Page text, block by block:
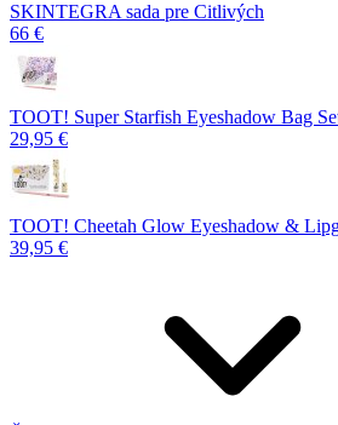
SKINTEGRA sada pre Citlivých
66 €
TOOT! Super Starfish Eyeshadow Bag
29,95 €
TOOT! Cheetah Glow Eyeshadow &
39,95 €